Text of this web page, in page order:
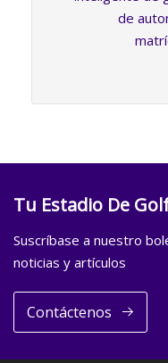
de
Tu Estadio De
Suscríbase a nuestro
noticias y artículos
Contáctenos